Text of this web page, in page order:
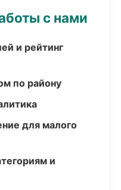
с нами
и рейтинг
по району
для малого
и